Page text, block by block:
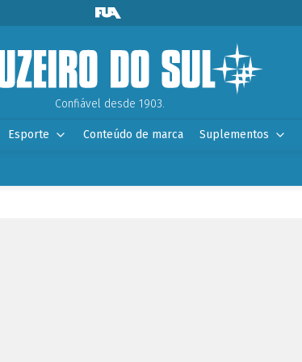
Confiável desde 1903.
Esporte Conteúdo de marca Suplementos